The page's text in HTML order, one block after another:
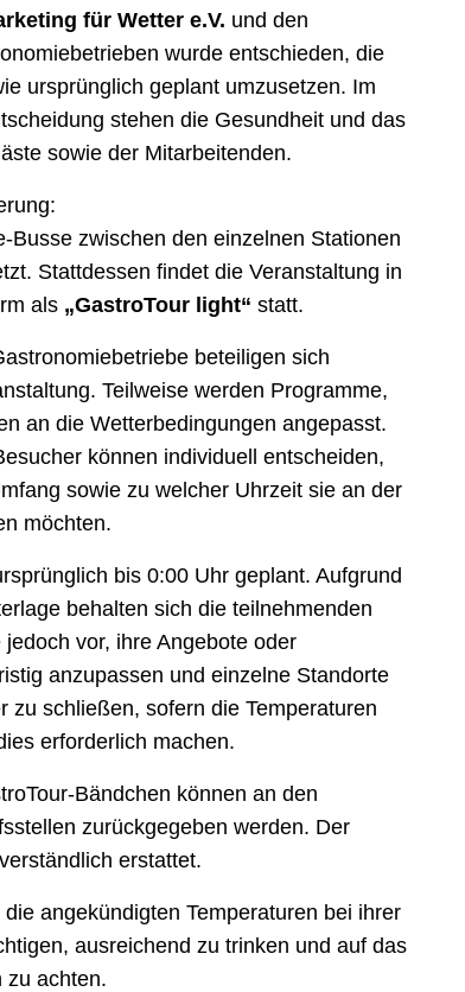
für Wetter e.V. und den
wurde entschieden, die
ursprünglich geplant umzusetzen. Im
stehen die Gesundheit und das
sowie der Mitarbeitenden.
Busse zwischen den einzelnen Stationen
Stattdessen findet die Veranstaltung in
als „GastroTour light“ statt.
beteiligen sich
Teilweise werden Programme,
an die Wetterbedingungen angepasst.
können individuell entscheiden,
sowie zu welcher Uhrzeit sie an der
möchten.
bis 0:00 Uhr geplant. Aufgrund
behalten sich die teilnehmenden
vor, ihre Angebote oder
anzupassen und einzelne Standorte
zu schließen, sofern die Temperaturen
erforderlich machen.
Bändchen können an den
zurückgegeben werden. Der
erstattet.
angekündigten Temperaturen bei ihrer
ausreichend zu trinken und auf das
zu achten.